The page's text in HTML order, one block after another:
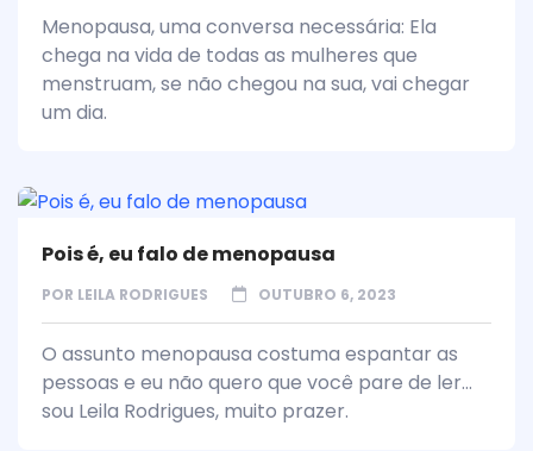
Menopausa, uma conversa necessária: Ela
chega na vida de todas as mulheres que
menstruam, se não chegou na sua, vai chegar
um dia.
Pois é, eu falo de menopausa
POR LEILA RODRIGUES OUTUBRO 6, 2023
O assunto menopausa costuma espantar as
pessoas e eu não quero que você pare de ler...
sou Leila Rodrigues, muito prazer.